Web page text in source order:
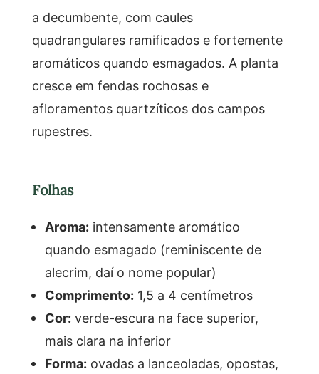
a decumbente, com caules
quadrangulares ramificados e fortemente
aromáticos quando esmagados. A planta
cresce em fendas rochosas e
afloramentos quartzíticos dos campos
rupestres.
Folhas
Aroma: intensamente aromático
quando esmagado (reminiscente de
alecrim, daí o nome popular)
Comprimento: 1,5 a 4 centímetros
Cor: verde-escura na face superior,
mais clara na inferior
Forma: ovadas a lanceoladas, opostas,